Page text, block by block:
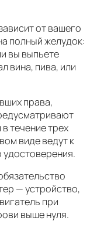
от вашего
полный желудок:
вы выпьете
вина, пива, или
права,
течение трех
виде ведут к
удостоверения.
— устройство,
при
выше нуля.